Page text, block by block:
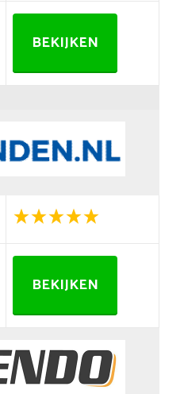
BEKIJKEN
BEKIJKEN